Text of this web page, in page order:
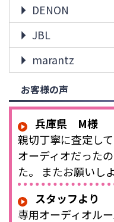
DENON
JBL
marantz
お客様の声
兵庫県 M様
親切丁寧に査定し
オーディオだった
た。 またお願いし
スタッフより
専用オーディオル